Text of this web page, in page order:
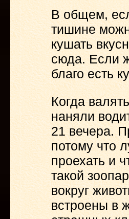
В общем,
тишине
кушать
сюда. Если
благо есть
Когда
наняли
21 вечера.
потому что
проехать и
такой
вокруг
встроены в